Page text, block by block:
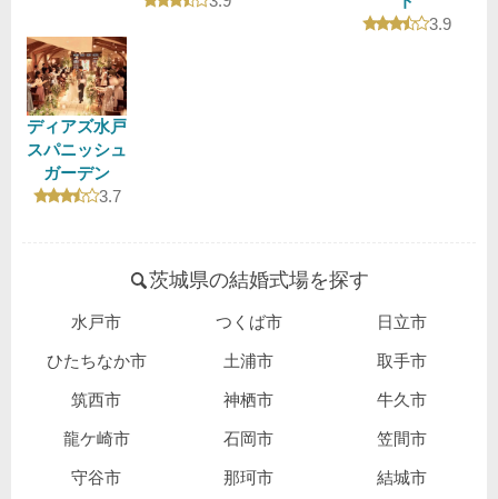
口コミ評
3.9
ディアズ水戸
スパニッシュ
ガーデン
口コミ評価
3.7
茨城県の結婚式場を探す
水戸市 つくば市 日立市
ひたちなか市 土浦市 取手市
筑西市 神栖市 牛久市
龍ケ崎市 石岡市 笠間市
守谷市 那珂市 結城市